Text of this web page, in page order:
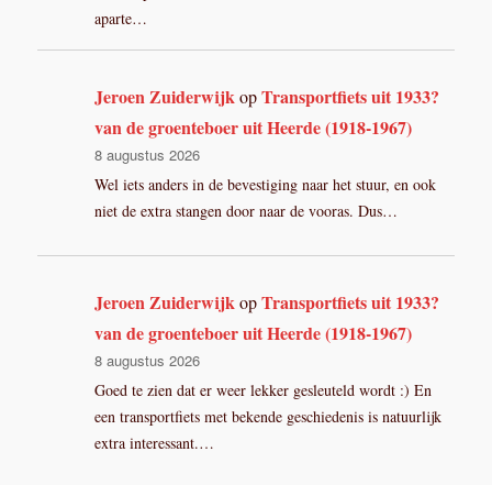
aparte…
Jeroen ZuiderwijkopTransportfiets uit 1933?
van de groenteboer uit Heerde (1918-1967)
8 augustus 2026
Wel iets anders in de bevestiging naar het stuur, en ook
niet de extra stangen door naar de vooras. Dus…
Jeroen ZuiderwijkopTransportfiets uit 1933?
van de groenteboer uit Heerde (1918-1967)
8 augustus 2026
Goed te zien dat er weer lekker gesleuteld wordt :) En
een transportfiets met bekende geschiedenis is natuurlijk
extra interessant.…